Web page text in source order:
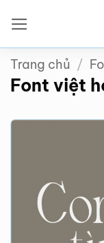
qua
nội
dung
Trang chủ /
Font việt